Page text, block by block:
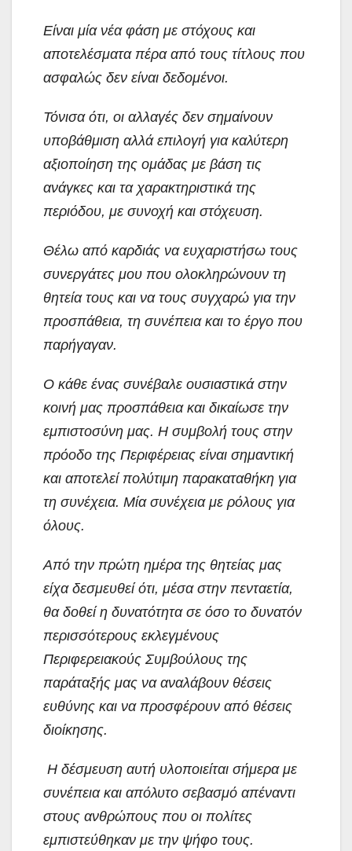
Είναι μία νέα φάση με στόχους και
αποτελέσματα πέρα από τους τίτλους που
ασφαλώς δεν είναι δεδομένοι.
Τόνισα ότι, οι αλλαγές δεν σημαίνουν
υποβάθμιση αλλά επιλογή για καλύτερη
αξιοποίηση της ομάδας με βάση τις
ανάγκες και τα χαρακτηριστικά της
περιόδου, με συνοχή και στόχευση.
Θέλω από καρδιάς να ευχαριστήσω τους
συνεργάτες μου που ολοκληρώνουν τη
θητεία τους και να τους συγχαρώ για την
προσπάθεια, τη συνέπεια και το έργο που
παρήγαγαν.
Ο κάθε ένας συνέβαλε ουσιαστικά στην
κοινή μας προσπάθεια και δικαίωσε την
εμπιστοσύνη μας. Η συμβολή τους στην
πρόοδο της Περιφέρειας είναι σημαντική
και αποτελεί πολύτιμη παρακαταθήκη για
τη συνέχεια. Μία συνέχεια με ρόλους για
όλους.
Από την πρώτη ημέρα της θητείας μας
είχα δεσμευθεί ότι, μέσα στην πενταετία,
θα δοθεί η δυνατότητα σε όσο το δυνατόν
περισσότερους εκλεγμένους
Περιφερειακούς Συμβούλους της
παράταξής μας να αναλάβουν θέσεις
ευθύνης και να προσφέρουν από θέσεις
διοίκησης.
Η δέσμευση αυτή υλοποιείται σήμερα με
συνέπεια και απόλυτο σεβασμό απέναντι
στους ανθρώπους που οι πολίτες
εμπιστεύθηκαν με την ψήφο τους.